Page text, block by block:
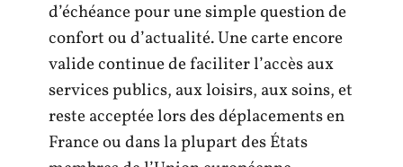
d’échéance pour une simple question de
confort ou d’actualité. Une carte encore
valide continue de faciliter l’accès aux
services publics, aux loisirs, aux soins, et
reste acceptée lors des déplacements en
France ou dans la plupart des États